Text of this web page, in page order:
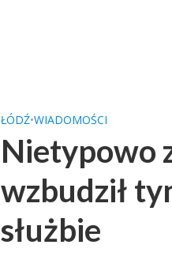
ŁÓDŹ•WIADOMOŚCI
Nietypowo
wzbudził
służbie